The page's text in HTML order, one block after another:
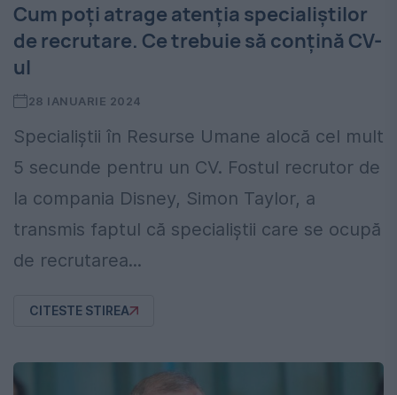
Cum poți atrage atenția specialiștilor
de recrutare. Ce trebuie să conțină CV-
ul
28 IANUARIE 2024
Specialiștii în Resurse Umane alocă cel mult
5 secunde pentru un CV. Fostul recrutor de
la compania Disney, Simon Taylor, a
transmis faptul că specialiștii care se ocupă
de recrutarea...
CITESTE STIREA